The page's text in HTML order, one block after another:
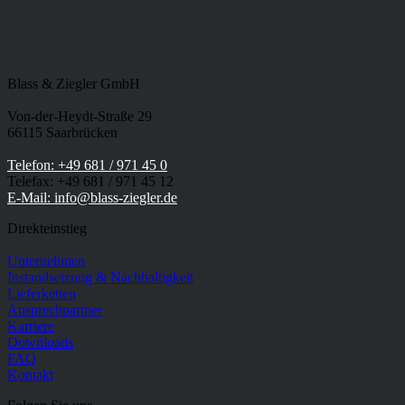
Blass & Ziegler GmbH
Von-der-Heydt-Straße 29
66115 Saarbrücken
Telefon: +49 681 / 971 45 0
Telefax: +49 681 / 971 45 12
E-Mail: info@blass-ziegler.de
Direkteinstieg
Unternehmen
Instandsetzung & Nachhaltigkeit
Lieferketten
Ansprechpartner
Karriere
Downloads
FAQ
Kontakt